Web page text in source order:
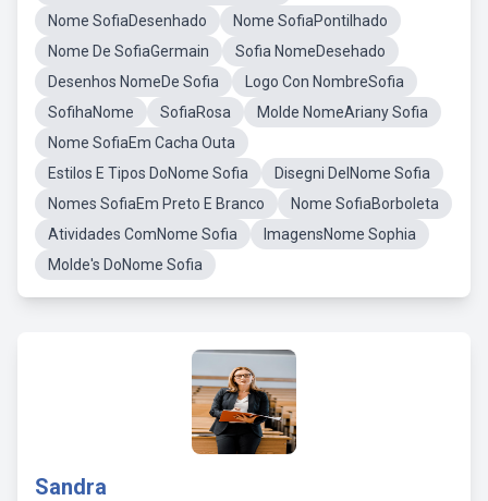
Nome SofiaDesenhado
Nome SofiaPontilhado
Nome De SofiaGermain
Sofia NomeDesehado
Desenhos NomeDe Sofia
Logo Con NombreSofia
SofihaNome
SofiaRosa
Molde NomeAriany Sofia
Nome SofiaEm Cacha Outa
Estilos E Tipos DoNome Sofia
Disegni DelNome Sofia
Nomes SofiaEm Preto E Branco
Nome SofiaBorboleta
Atividades ComNome Sofia
ImagensNome Sophia
Molde's DoNome Sofia
Sandra